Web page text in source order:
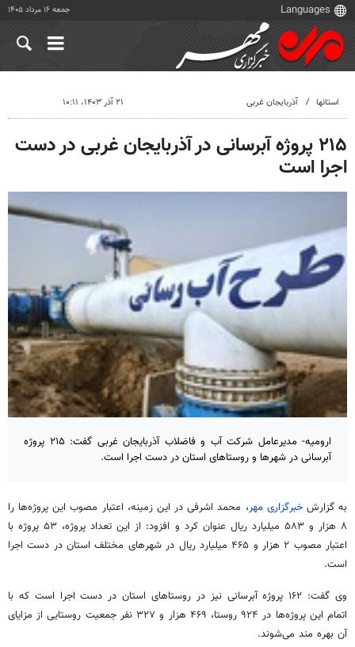
جمعه ۱۶ مرداد ۱۴۰۵
استانها آذربایجان غربی ۲۱ آذر ۱۴۰۳، ۱۰:۱۱
۲۱۵ پروژه آبرسانی در آذربایجان‌ غربی در دست
اجرا است
ارومیه- مدیرعامل شرکت آب و فاضلاب آذربایجان‌ غربی گفت: ۲۱۵ پروژه
آبرسانی در شهرها و روستاهای استان در دست اجرا است.
به گزارشخبرگزاری مهر، محمد اشرفی در این زمینه، اعتبار مصوب این پروژه‌ها را
۸ هزار و ۵۸۳ میلیارد ریال عنوان کرد و افزود: از این تعداد پروژه، ۵۳ پروژه با
اعتبار مصوب ۲ هزار و ۴۶۵ میلیارد ریال در شهرهای مختلف استان در دست اجرا
است.
وی گفت: ۱۶۲ پروژه آبرسانی نیز در روستاهای استان در دست اجرا است که با
اتمام این پروژه‌ها در ۹۲۴ روستا، ۴۶۹ هزار و ۳۲۷ نفر جمعیت روستایی از مزایای
آن بهره مند می‌شوند.